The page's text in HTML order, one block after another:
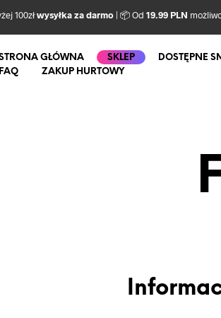
100złwysyłka za darmo| 📦 Od 19.99 PLN
GŁÓWNA SKLEP DOSTĘPNE
FAQ
ZAKUP HURTOWY